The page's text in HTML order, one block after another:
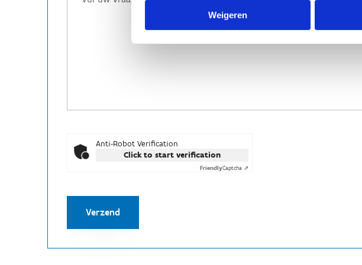
Weigeren
Anti-Robot Verification
Click to start verification
FriendlyCaptcha ⇗
Verzend